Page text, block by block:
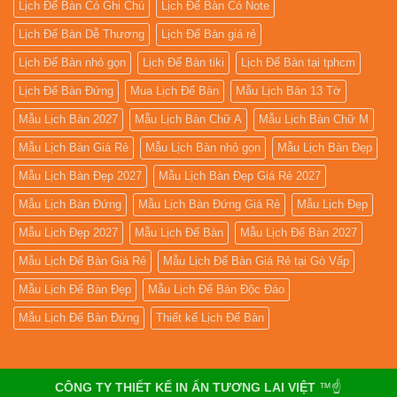
Lịch Để Bàn Có Ghi Chú Lịch Để Bàn Có Note
Lịch Để Bàn Dễ Thương Lịch Để Bàn giá rẻ
Lịch Để Bàn nhỏ gọn Lịch Để Bàn tiki Lịch Để Bàn tại tphcm
Lịch Để Bàn Đứng Mua Lịch Để Bàn Mẫu Lịch Bàn 13 Tờ
Mẫu Lịch Bàn 2027 Mẫu Lịch Bàn Chữ A Mẫu Lịch Bàn Chữ M
Mẫu Lịch Bàn Giá Rẻ Mẫu Lịch Bàn nhỏ gọn Mẫu Lịch Bàn Đẹp
Mẫu Lịch Bàn Đẹp 2027 Mẫu Lịch Bàn Đẹp Giá Rẻ 2027
Mẫu Lịch Bàn Đứng Mẫu Lịch Bàn Đứng Giá Rẻ Mẫu Lịch Đẹp
Mẫu Lịch Đẹp 2027 Mẫu Lịch Để Bàn Mẫu Lịch Để Bàn 2027
Mẫu Lịch Để Bàn Giá Rẻ Mẫu Lịch Để Bàn Giá Rẻ tại Gò Vấp
Mẫu Lịch Để Bàn Đẹp Mẫu Lịch Để Bàn Độc Đáo
Mẫu Lịch Để Bàn Đứng Thiết kế Lịch Để Bàn
CÔNG TY THIẾT KẾ IN ẤN TƯƠNG LAI VIỆT ™☝️